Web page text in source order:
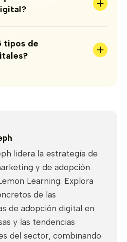
+
tipos de
+
lidera la estrategia de
y de adopción
Learning. Explora
de las
de adopción digital en
y las tendencias
del sector, combinando